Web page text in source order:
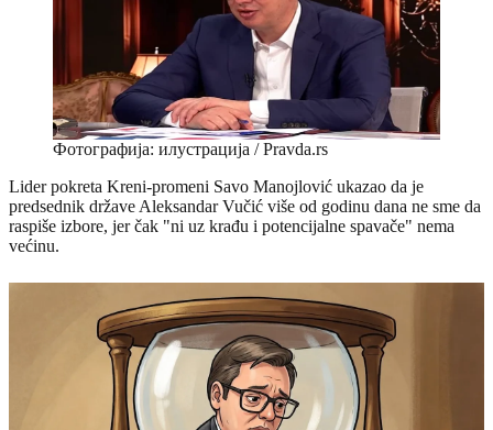
Фотографија: илустрација / Pravda.rs
Lider pokreta Kreni-promeni Savo Manojlović ukazao da je
predsednik države Aleksandar Vučić više od godinu dana ne sme da
raspiše izbore, jer čak "ni uz krađu i potencijalne spavače" nema
većinu.